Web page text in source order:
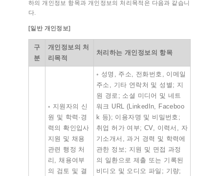
하의 개인정보 항목과 개인정보의 처리목적은 다음과 같습니
다.
[일반 개인정보]
구
분
개인정보의 처
리목적
처리하는 개인정보의 항목
◦ 지원자의 신
원 및 학력·경
력의 확인입사
지원 및 채용
관련 행정 처
리, 채용여부
의 검토 및 결
◦ 성명, 주소, 전화번호, 이메일
주소, 기타 연락처 및 성별; 지
원 경로; 소셜 미디어 및 네트
워크 URL (LinkedIn, Faceboo
k 등); 이용자명 및 비밀번호;
취업 허가 여부; CV, 이력서, 자
기소개서, 과거 경력 및 학력에
관한 정보; 지원 및 면접 과정
의 일환으로 제출 또는 기록된
비디오 및 오디오 파일; 기량;